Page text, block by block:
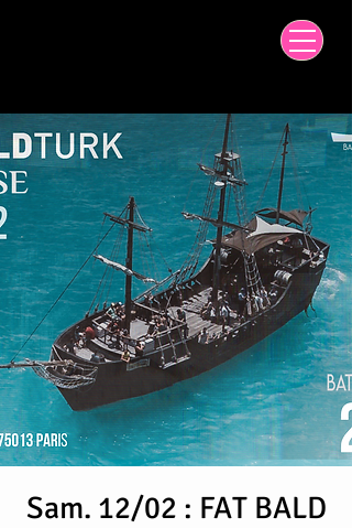
Sam. 12/02 : FAT BALD